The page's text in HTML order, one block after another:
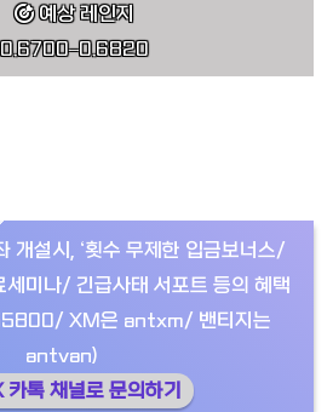
예상 레인지
0.6700–0.6820
개설시, ‘횟수 무제한 입금보너스/
세미나/ 긴급사태 서포트 등의 혜택
55800/ XM은 antxm/ 밴티지는
antvan)
카톡 채널로 문의하기